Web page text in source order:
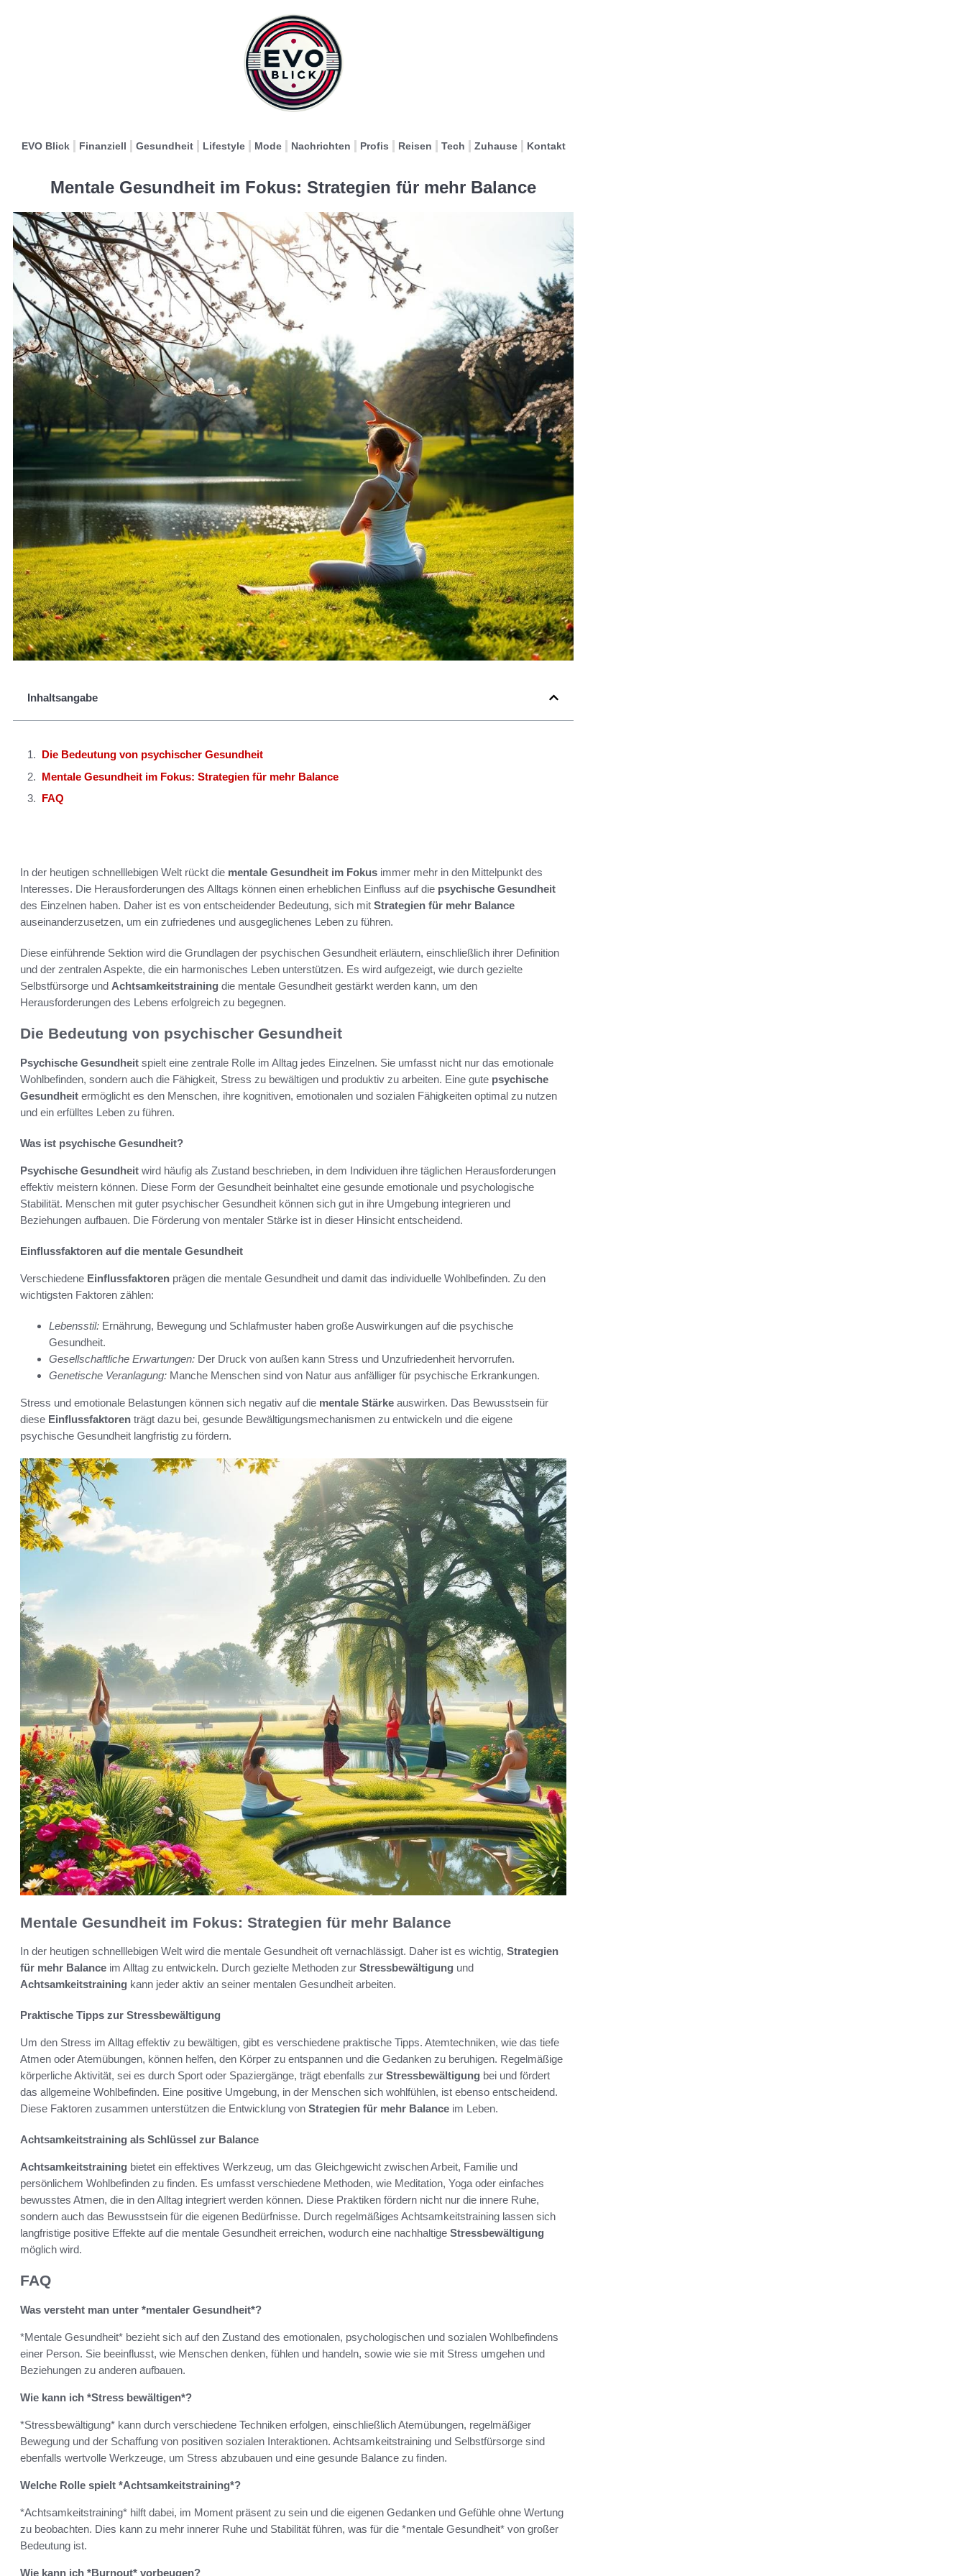
EVO Blick Finanziell Gesundheit Lifestyle Mode Nachrichten Profis Reisen Tech Zuhause Kontakt
Mentale Gesundheit im Fokus: Strategien für mehr Balance
Inhaltsangabe
Die Bedeutung von psychischer Gesundheit
Mentale Gesundheit im Fokus: Strategien für mehr Balance
FAQ
In der heutigen schnelllebigen Welt rückt die mentale Gesundheit im Fokus immer mehr in den Mittelpunkt des
Interesses. Die Herausforderungen des Alltags können einen erheblichen Einfluss auf die psychische Gesundheit
des Einzelnen haben. Daher ist es von entscheidender Bedeutung, sich mit Strategien für mehr Balance
auseinanderzusetzen, um ein zufriedenes und ausgeglichenes Leben zu führen.
Diese einführende Sektion wird die Grundlagen der psychischen Gesundheit erläutern, einschließlich ihrer Definition
und der zentralen Aspekte, die ein harmonisches Leben unterstützen. Es wird aufgezeigt, wie durch gezielte
Selbstfürsorge und Achtsamkeitstraining die mentale Gesundheit gestärkt werden kann, um den
Herausforderungen des Lebens erfolgreich zu begegnen.
Die Bedeutung von psychischer Gesundheit
Psychische Gesundheit spielt eine zentrale Rolle im Alltag jedes Einzelnen. Sie umfasst nicht nur das emotionale
Wohlbefinden, sondern auch die Fähigkeit, Stress zu bewältigen und produktiv zu arbeiten. Eine gute psychische
Gesundheit ermöglicht es den Menschen, ihre kognitiven, emotionalen und sozialen Fähigkeiten optimal zu nutzen
und ein erfülltes Leben zu führen.
Was ist psychische Gesundheit?
Psychische Gesundheit wird häufig als Zustand beschrieben, in dem Individuen ihre täglichen Herausforderungen
effektiv meistern können. Diese Form der Gesundheit beinhaltet eine gesunde emotionale und psychologische
Stabilität. Menschen mit guter psychischer Gesundheit können sich gut in ihre Umgebung integrieren und
Beziehungen aufbauen. Die Förderung von mentaler Stärke ist in dieser Hinsicht entscheidend.
Einflussfaktoren auf die mentale Gesundheit
Verschiedene Einflussfaktoren prägen die mentale Gesundheit und damit das individuelle Wohlbefinden. Zu den
wichtigsten Faktoren zählen:
Lebensstil: Ernährung, Bewegung und Schlafmuster haben große Auswirkungen auf die psychische
Gesundheit.
Gesellschaftliche Erwartungen: Der Druck von außen kann Stress und Unzufriedenheit hervorrufen.
Genetische Veranlagung: Manche Menschen sind von Natur aus anfälliger für psychische Erkrankungen.
Stress und emotionale Belastungen können sich negativ auf die mentale Stärke auswirken. Das Bewusstsein für
diese Einflussfaktoren trägt dazu bei, gesunde Bewältigungsmechanismen zu entwickeln und die eigene
psychische Gesundheit langfristig zu fördern.
Mentale Gesundheit im Fokus: Strategien für mehr Balance
In der heutigen schnelllebigen Welt wird die mentale Gesundheit oft vernachlässigt. Daher ist es wichtig, Strategien
für mehr Balance im Alltag zu entwickeln. Durch gezielte Methoden zur Stressbewältigung und
Achtsamkeitstraining kann jeder aktiv an seiner mentalen Gesundheit arbeiten.
Praktische Tipps zur Stressbewältigung
Um den Stress im Alltag effektiv zu bewältigen, gibt es verschiedene praktische Tipps. Atemtechniken, wie das tiefe
Atmen oder Atemübungen, können helfen, den Körper zu entspannen und die Gedanken zu beruhigen. Regelmäßige
körperliche Aktivität, sei es durch Sport oder Spaziergänge, trägt ebenfalls zur Stressbewältigung bei und fördert
das allgemeine Wohlbefinden. Eine positive Umgebung, in der Menschen sich wohlfühlen, ist ebenso entscheidend.
Diese Faktoren zusammen unterstützen die Entwicklung von Strategien für mehr Balance im Leben.
Achtsamkeitstraining als Schlüssel zur Balance
Achtsamkeitstraining bietet ein effektives Werkzeug, um das Gleichgewicht zwischen Arbeit, Familie und
persönlichem Wohlbefinden zu finden. Es umfasst verschiedene Methoden, wie Meditation, Yoga oder einfaches
bewusstes Atmen, die in den Alltag integriert werden können. Diese Praktiken fördern nicht nur die innere Ruhe,
sondern auch das Bewusstsein für die eigenen Bedürfnisse. Durch regelmäßiges Achtsamkeitstraining lassen sich
langfristige positive Effekte auf die mentale Gesundheit erreichen, wodurch eine nachhaltige Stressbewältigung
möglich wird.
FAQ
Was versteht man unter *mentaler Gesundheit*?
*Mentale Gesundheit* bezieht sich auf den Zustand des emotionalen, psychologischen und sozialen Wohlbefindens
einer Person. Sie beeinflusst, wie Menschen denken, fühlen und handeln, sowie wie sie mit Stress umgehen und
Beziehungen zu anderen aufbauen.
Wie kann ich *Stress bewältigen*?
*Stressbewältigung* kann durch verschiedene Techniken erfolgen, einschließlich Atemübungen, regelmäßiger
Bewegung und der Schaffung von positiven sozialen Interaktionen. Achtsamkeitstraining und Selbstfürsorge sind
ebenfalls wertvolle Werkzeuge, um Stress abzubauen und eine gesunde Balance zu finden.
Welche Rolle spielt *Achtsamkeitstraining*?
*Achtsamkeitstraining* hilft dabei, im Moment präsent zu sein und die eigenen Gedanken und Gefühle ohne Wertung
zu beobachten. Dies kann zu mehr innerer Ruhe und Stabilität führen, was für die *mentale Gesundheit* von großer
Bedeutung ist.
Wie kann ich *Burnout* vorbeugen?